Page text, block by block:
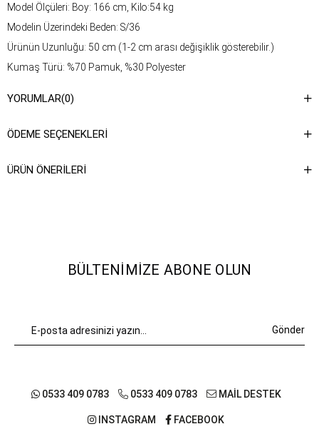
Model Ölçüleri: Boy: 166 cm, Kilo:54 kg
Modelin Üzerindeki Beden: S/36
Ürünün Uzunluğu: 50 cm (1-2 cm arası değişiklik gösterebilir.)
Kumaş Türü: %70 Pamuk, %30 Polyester
talimatına ulaşabilirsiniz.
YORUMLAR(0)
ÖDEME SEÇENEKLERI
ÜRÜN ÖNERILERI
BÜLTENIMIZE ABONE OLUN
Gönder
0533 409 0783 0533 409 0783 MAİL DESTEK
INSTAGRAM FACEBOOK